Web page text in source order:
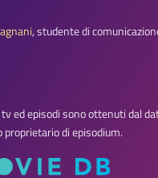
, studente di
ed episodi sono ottenuti dal
di episodium.